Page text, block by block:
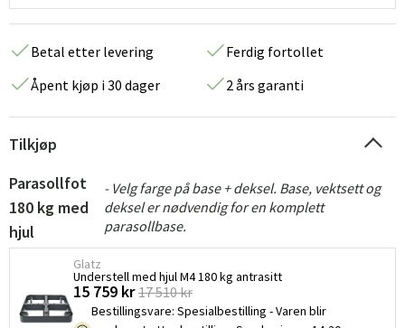
Betal etter levering
Ferdig fortollet
Åpent kjøp i 30 dager
2 års garanti
Tilkjøp
Parasollfot
180 kg med
hjul
- Velg farge på base + deksel. Base, vektsett og
deksel er nødvendig for en komplett
parasollbase.
Glatz
Understell med hjul M4 180 kg antrasitt
15 759 kr 17 510 kr
Bestillingsvare: Spesialbestilling - Varen blir